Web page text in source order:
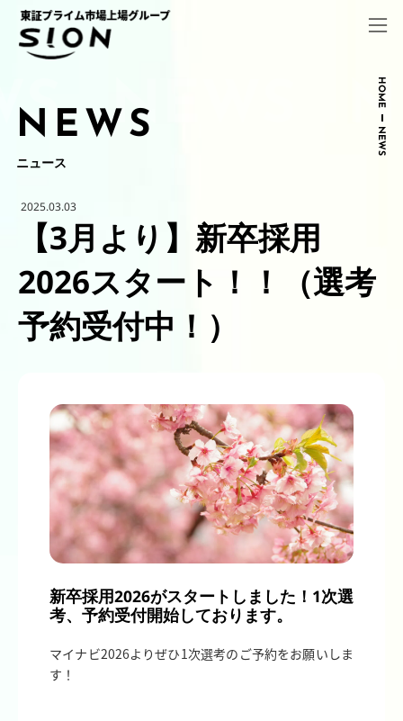
HOME
NEWS
NEWS
ニュース
2025.03.03
【3月より】新卒採用
2026スタート！！（選考
予約受付中！）
新卒採用2026がスタートしました！1次選
考、予約受付開始しております。
マイナビ2026よりぜひ1次選考のご予約をお願いしま
す！